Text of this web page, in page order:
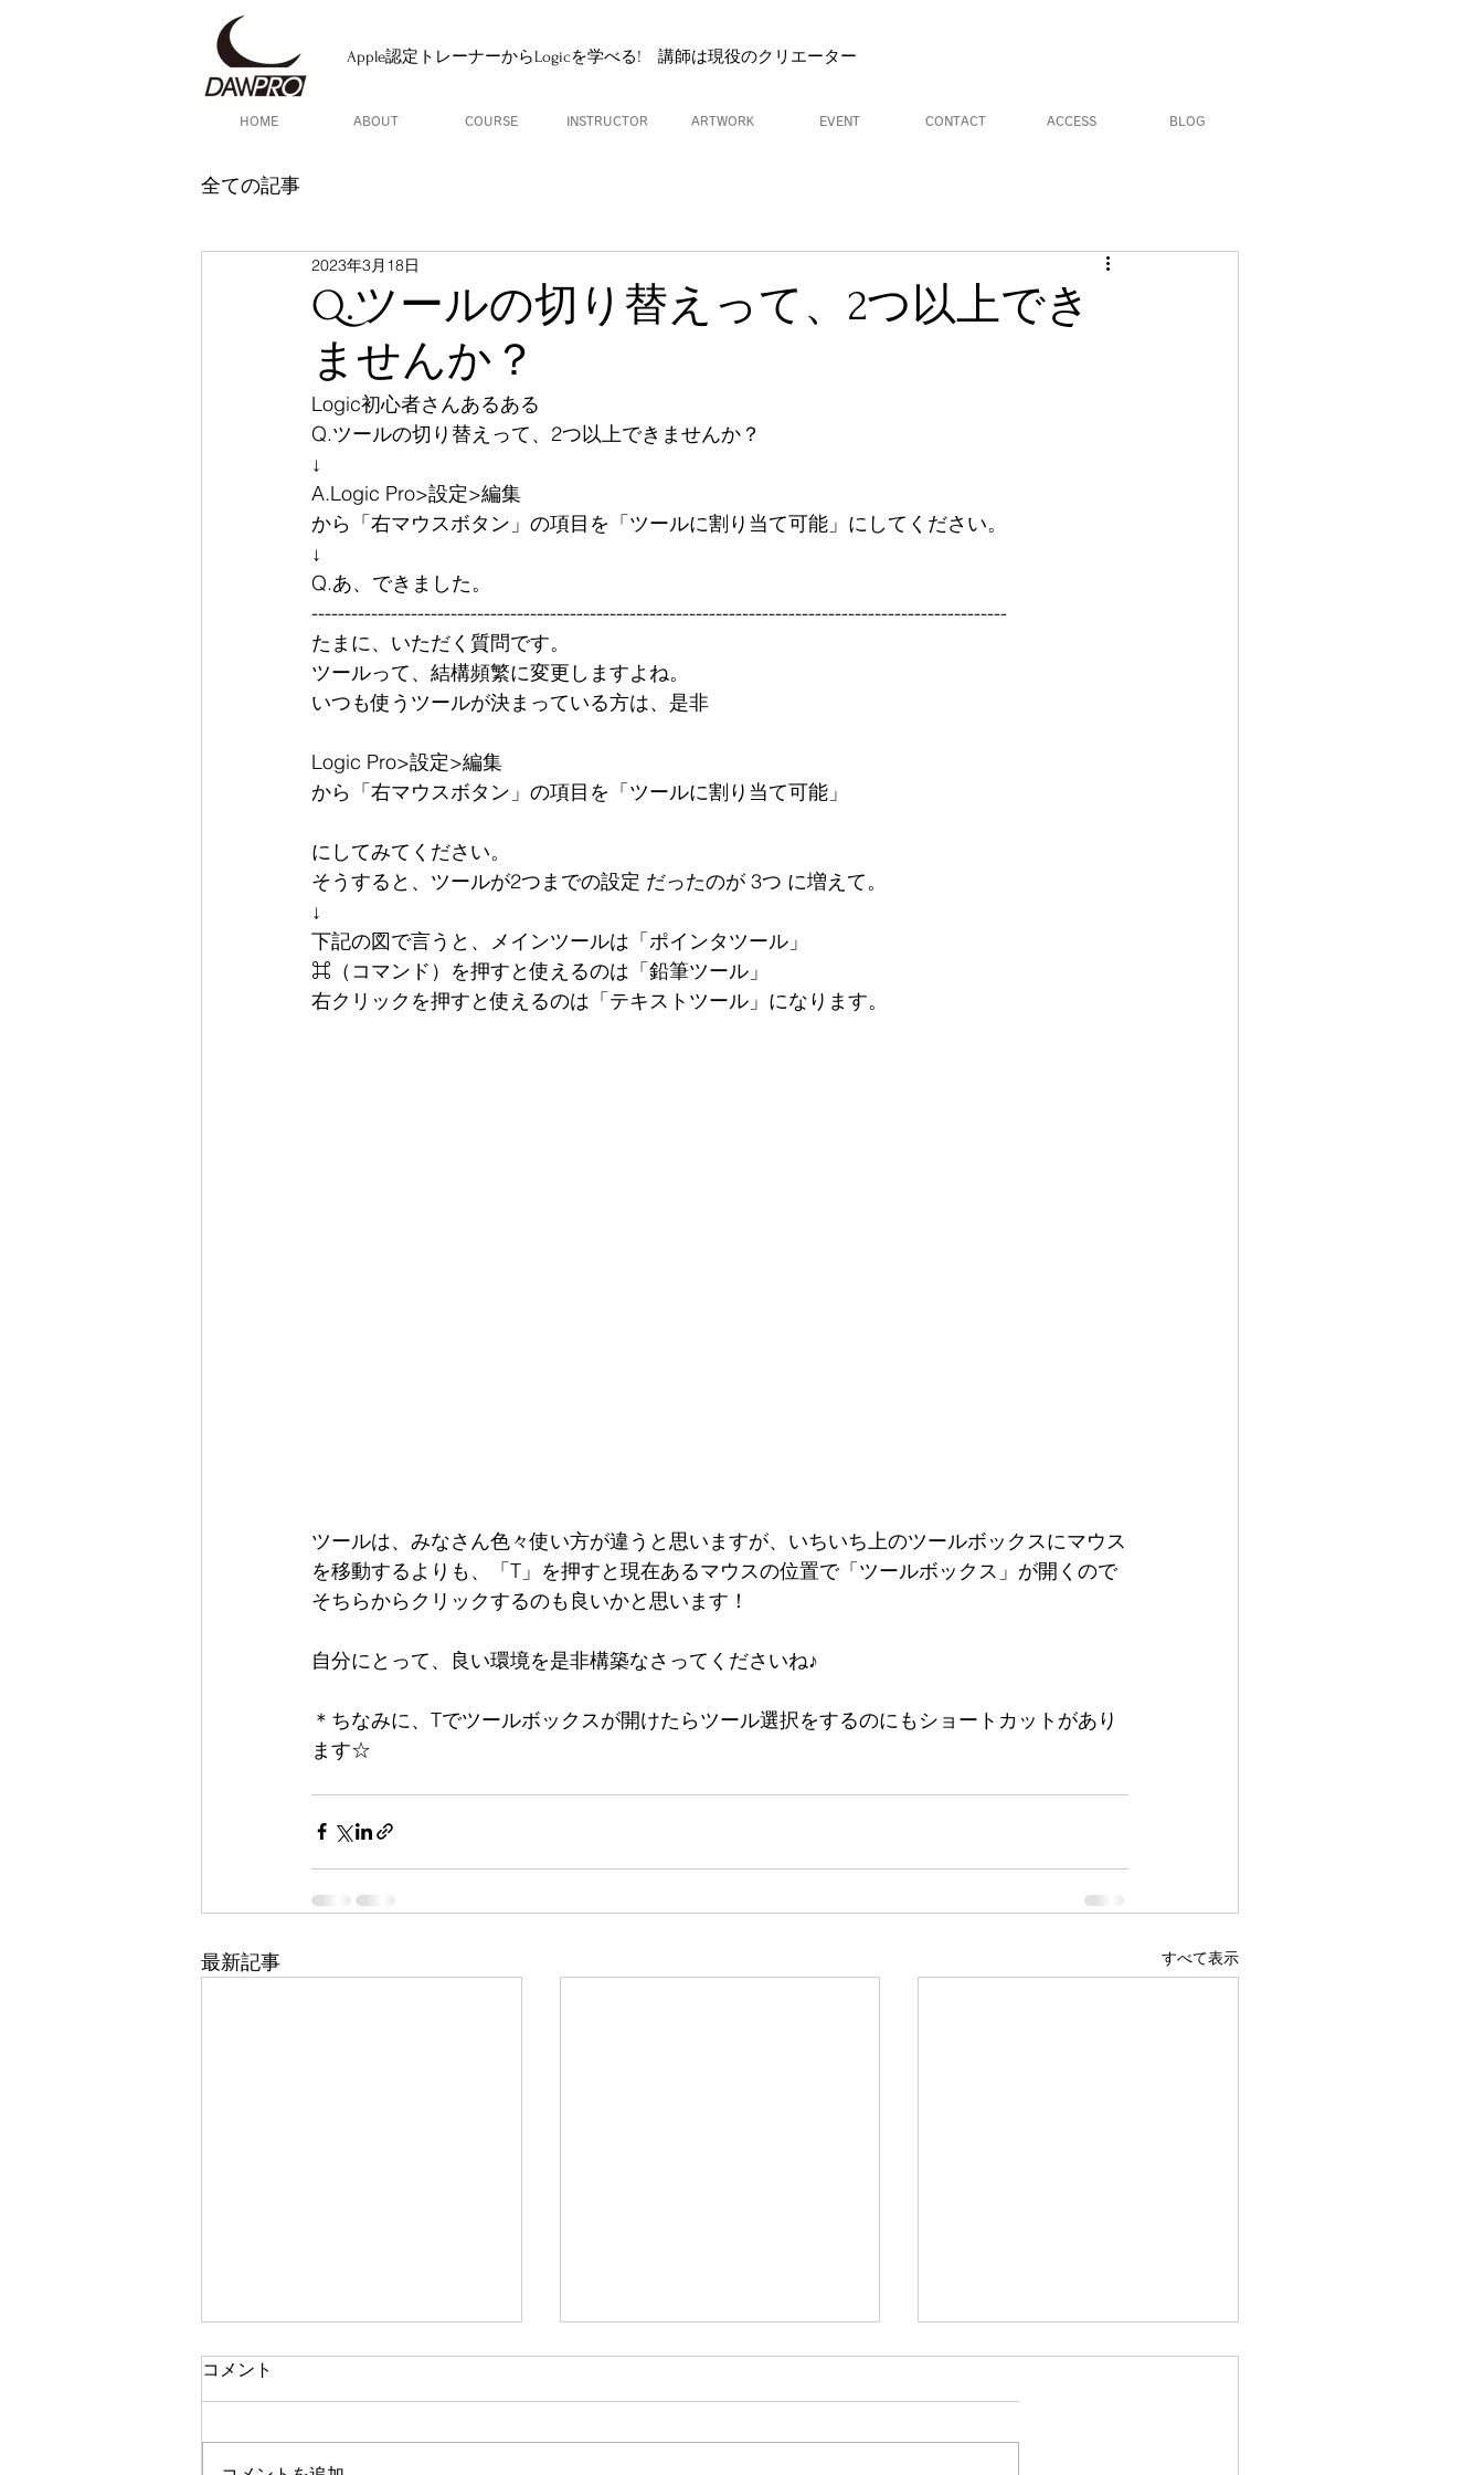
Apple認定トレーナーからLogicを学べる! 講師は現役のクリエーター
HOME ABOUT COURSE INSTRUCTOR ARTWORK EVENT CONTACT ACCESS BLOG
全ての記事
Q.ツールの切り替えって、2つ以上でき
ませんか？
2023年3月18日
Logic初心者さんあるある
Q.ツールの切り替えって、2つ以上できませんか？
↓
A.Logic Pro>設定>編集
から「右マウスボタン」の項目を「ツールに割り当て可能」にしてください。
↓
Q.あ、できました。
---------------------------------------------------------------------------------------------------------
たまに、いただく質問です。
ツールって、結構頻繁に変更しますよね。
いつも使うツールが決まっている方は、是非
Logic Pro>設定>編集
から「右マウスボタン」の項目を「ツールに割り当て可能」
にしてみてください。
そうすると、ツールが2つまでの設定 だったのが 3つ に増えて。
↓
下記の図で言うと、メインツールは「ポインタツール」
⌘（コマンド）を押すと使えるのは「鉛筆ツール」
右クリックを押すと使えるのは「テキストツール」になります。
ツールは、みなさん色々使い方が違うと思いますが、いちいち上のツールボックスにマウス
を移動するよりも、「T」を押すと現在あるマウスの位置で「ツールボックス」が開くので
そちらからクリックするのも良いかと思います！
自分にとって、良い環境を是非構築なさってくださいね♪
＊ちなみに、Tでツールボックスが開けたらツール選択をするのにもショートカットがあり
ます☆
最新記事 すべて表示
コメント